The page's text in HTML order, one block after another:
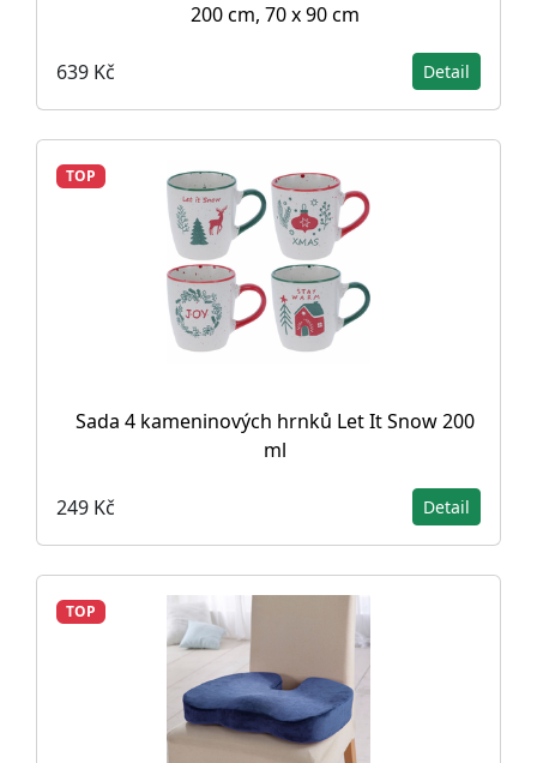
200 cm, 70 x 90 cm
639 Kč Detail
TOP
Sada 4 kameninových hrnků Let It Snow 200
ml
249 Kč Detail
TOP